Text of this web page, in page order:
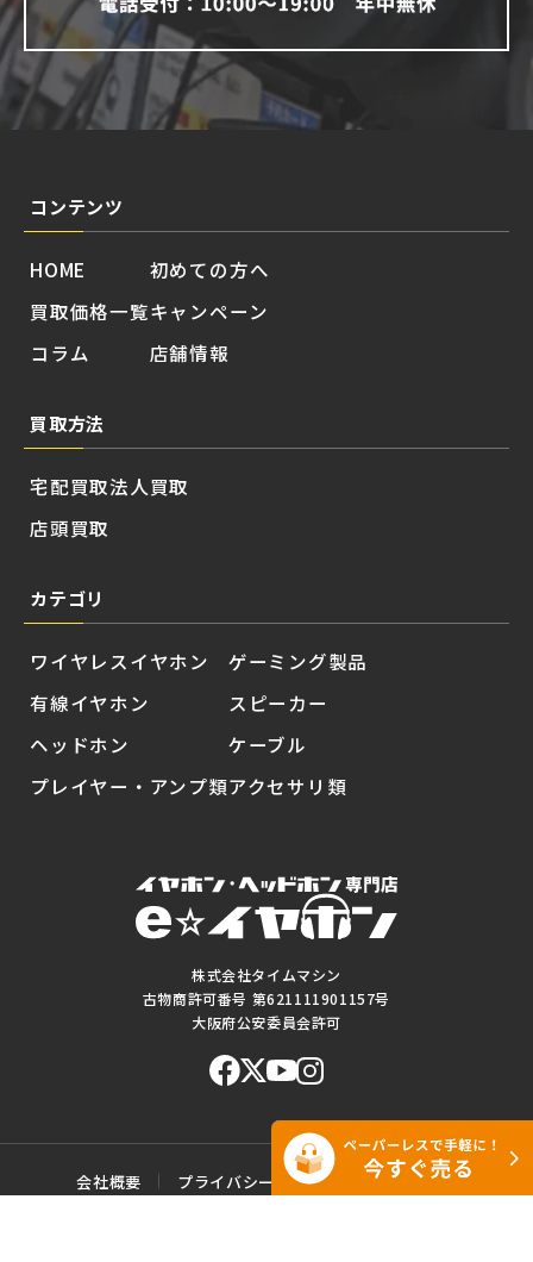
株式会社タイムマシン
古物商許可番号 第621111901157号
大阪府公安委員会許可
コンテンツ
HOME
買取価格一覧
コラム
初めての方へ
キャンペーン
店舗情報
買取方法
宅配買取
店頭買取
法人買取
カテゴリ
ワイヤレスイヤホン
有線イヤホン
ヘッドホン
プレイヤー・アンプ類
ゲーミング製品
スピーカー
ケーブル
アクセサリ類
会社概要 プライバシーポリシー
ご利用規約